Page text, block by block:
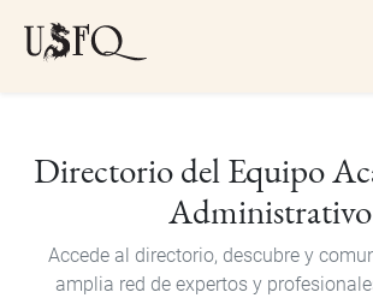
Directorio del Equipo
Administrativo
Accede al directorio, descubre y
amplia red de expertos y